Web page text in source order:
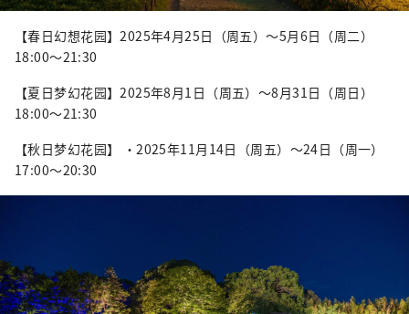
【春日幻想花园】2025年4月25日（周五）～5月6日（周二）
18:00～21:30
【夏日梦幻花园】2025年8月1日（周五）～8月31日（周日）
18:00～21:30
【秋日梦幻花园】 ・2025年11月14日（周五）～24日（周一）
17:00～20:30